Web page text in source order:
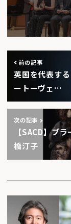
前の記事
英国を代表す
ートーヴェ…
次の記事
【SACD】ブ
橋汀子